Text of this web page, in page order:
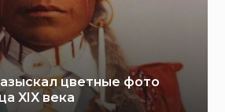
цветные фото
XIX века